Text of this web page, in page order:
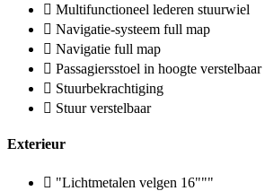
Multifunctioneel lederen stuurwiel
Navigatie-systeem full map
Navigatie full map
Passagiersstoel in hoogte verstelbaar
Stuurbekrachtiging
Stuur verstelbaar
Exterieur
"Lichtmetalen velgen 16"""